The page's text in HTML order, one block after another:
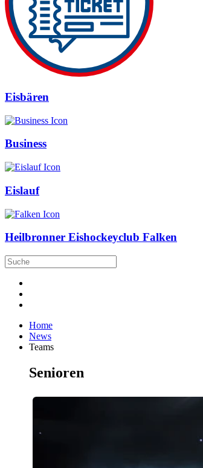
Eisbären
Business
Eislauf
Heilbronner Eishockeyclub Falken
Home
News
Teams
Senioren